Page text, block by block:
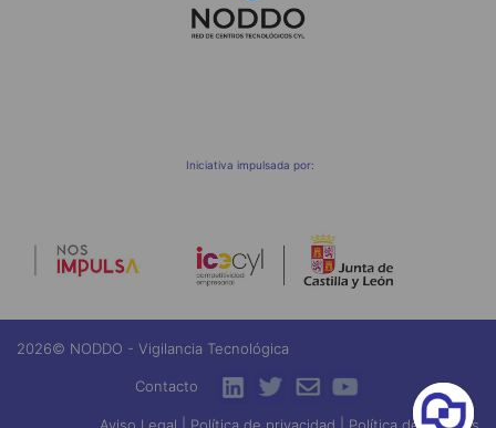
Iniciativa impulsada por:
2026© NODDO - Vigilancia Tecnológica
Contacto